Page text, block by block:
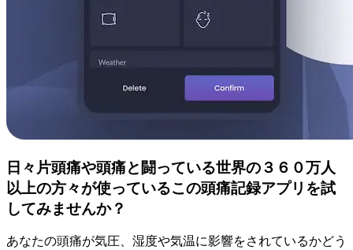
日々片頭痛や頭痛と闘っている世界の３６０万人
以上の方々が使っているこの頭痛記録アプリを試
してみませんか？
あなたの頭痛が気圧、湿度や気温に影響をされているかどう